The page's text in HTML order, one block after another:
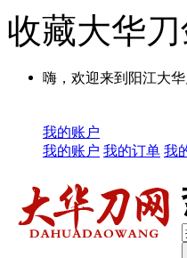
收藏大华
嗨，欢迎来到阳江大
我的账户
我的账户 我的订单 我